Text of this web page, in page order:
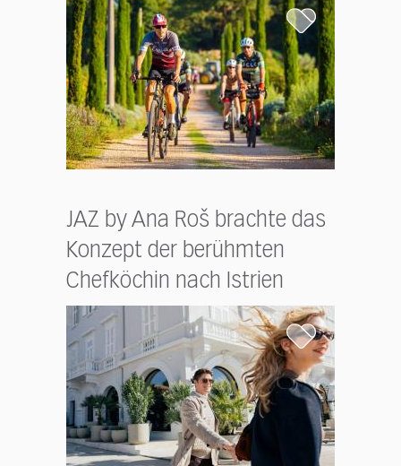
JAZ by Ana Roš brachte das
Konzept der berühmten
Chefköchin nach Istrien